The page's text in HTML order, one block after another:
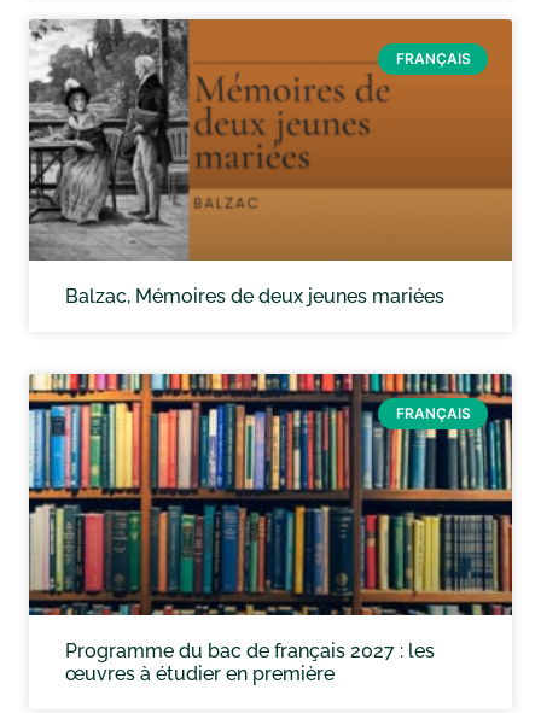
FRANÇAIS
Balzac, Mémoires de deux jeunes mariées
FRANÇAIS
Programme du bac de français 2027 : les
œuvres à étudier en première